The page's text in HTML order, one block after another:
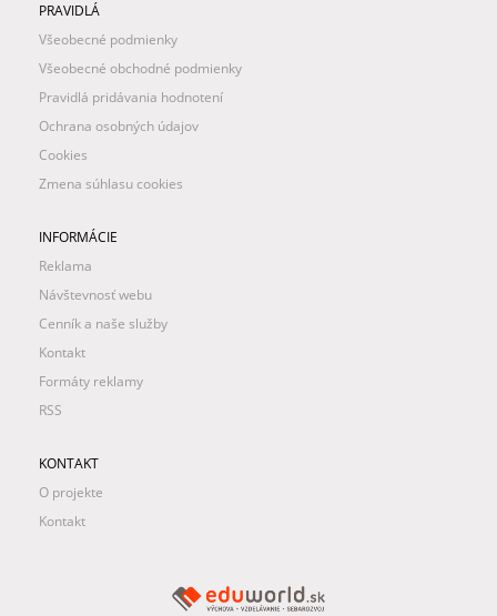
PRAVIDLÁ
Všeobecné podmienky
Všeobecné obchodné podmienky
Pravidlá pridávania hodnotení
Ochrana osobných údajov
Cookies
Zmena súhlasu cookies
INFORMÁCIE
Reklama
Návštevnosť webu
Cenník a naše služby
Kontakt
Formáty reklamy
RSS
KONTAKT
O projekte
Kontakt